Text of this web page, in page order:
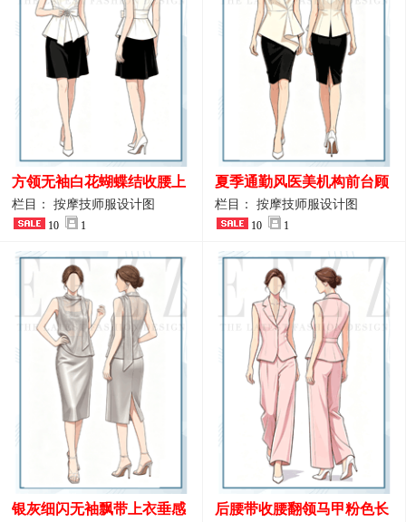
方领无袖白花蝴蝶结收腰上
衣 SPA会所接待工作制服设
计
栏目： 按摩技师服设计图
10 1
夏季通勤风医美机构前台顾
问端庄工作制服
栏目： 按摩技师服设计图
10 1
银灰细闪无袖飘带上衣垂感
后腰带收腰翻领马甲粉色长